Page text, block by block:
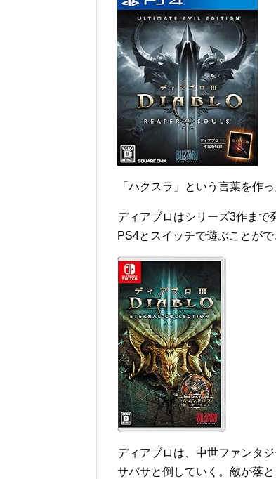
「ハクスラ」という言葉を作
ディアブロはシリーズ3作まで
PS4とスイッチで遊ぶことが
ディアブロは、中世ファンタ
サバサと倒していく。敵が落